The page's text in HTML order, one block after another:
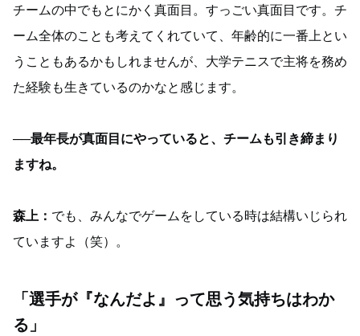
チームの中でもとにかく真面目。すっごい真面目です。チ
ーム全体のことも考えてくれていて、年齢的に一番上とい
うこともあるかもしれませんが、大学テニスで主将を務め
た経験も生きているのかなと感じます。
──最年長が真面目にやっていると、チームも引き締まり
ますね。
森上： でも、みんなでゲームをしている時は結構いじられ
ていますよ（笑）。
「選手が『なんだよ』って思う気持ちはわか
る」